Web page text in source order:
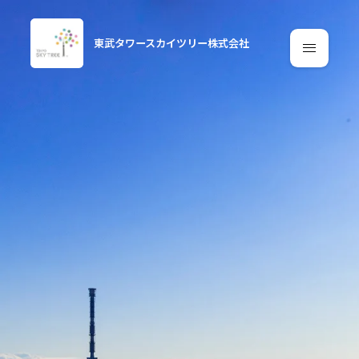
東武タワースカイツリー株式会社
メニュ